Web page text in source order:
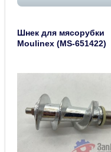
Шнек для мясорубки
Moulinex (MS-651422)